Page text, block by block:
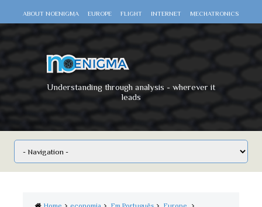
ABOUT NOENIGMA EUROPE FLIGHT INTERNET MECHATRONICS
Understanding through analysis - wherever it
leads